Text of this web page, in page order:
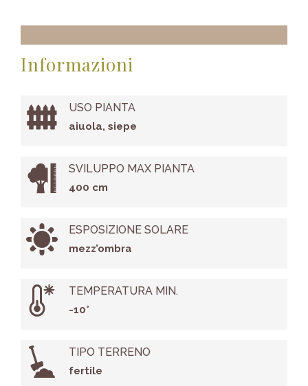
Informazioni
USO PIANTA
aiuola, siepe
SVILUPPO MAX PIANTA
400 cm
ESPOSIZIONE SOLARE
mezz’ombra
TEMPERATURA MIN.
-10°
TIPO TERRENO
fertile